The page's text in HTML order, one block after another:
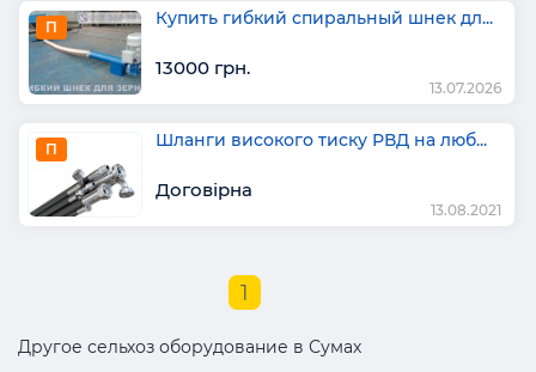
П Купить гибкий спиральный шнек дл...
13000 грн.
13.07.2026
П Шланги високого тиску РВД на люб...
Договірна
13.08.2021
1
Другое сельхоз оборудование в Сумах